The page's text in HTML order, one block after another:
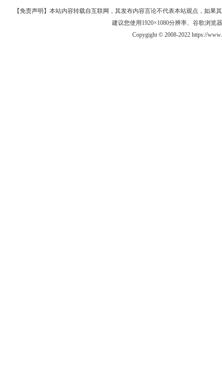
【免责声明】本站内容转载自互联网，其发布内容言论不代表本站观点，如果
建议您使用1920×1080分辨率、谷歌浏览
Copygight © 2008-2022 https://